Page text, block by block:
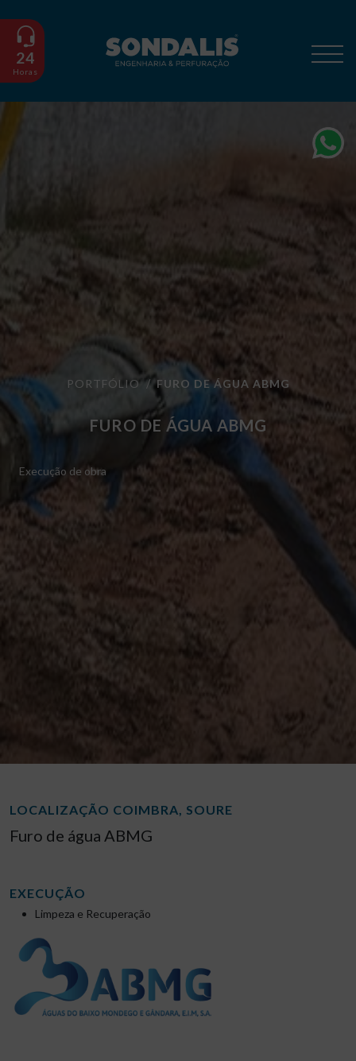
24
Horas
PORTFÓLIO FURO DE ÁGUA ABMG
FURO DE ÁGUA ABMG
Execução de obra
LOCALIZAÇÃO COIMBRA, SOURE
Furo de água ABMG
EXECUÇÃO
Limpeza e Recuperação